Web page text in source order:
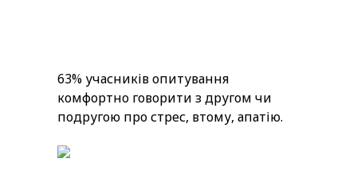
63% учасників опитування
комфортно говорити з другом чи
подругою про стрес, втому, апатію.